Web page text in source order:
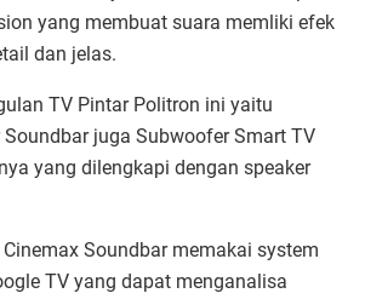
yang membuat suara memliki efek
dan jelas.
TV Pintar Politron ini yaitu
juga Subwoofer Smart TV
yang dilengkapi dengan speaker
Soundbar memakai system
TV yang dapat menganalisa